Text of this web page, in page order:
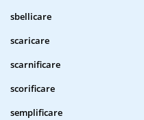
sbellicare
scaricare
scarnificare
scorificare
semplificare